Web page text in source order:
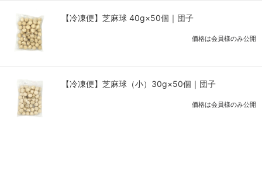
【冷凍便】芝麻球 40g×50個｜団子
価格は会員様のみ公開
【冷凍便】芝麻球（小）30g×50個｜団子
価格は会員様のみ公開